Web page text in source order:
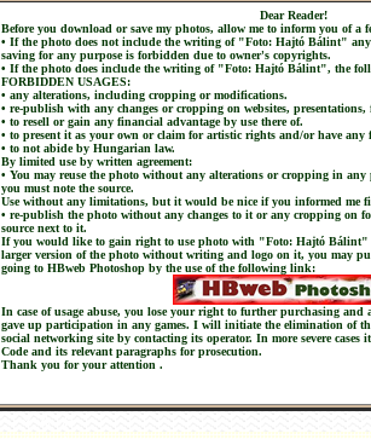
Dear Reader!
Before you download or save my photos, allow me to inform you of a
• If the photo does not include the writing of "Foto: Hajtó Bálint"
saving for any purpose is forbidden due to owner's copyrights.
• If the photo does include the writing of "Foto: Hajtó Bálint", the
FORBIDDEN USAGES:
• any alterations, including cropping or modifications.
• re-publish with any changes or cropping on websites, presentations,
• to resell or gain any financial advantage by use there of.
• to present it as your own or claim for artistic rights and/or have
• to not abide by Hungarian law.
By limited use by written agreement:
• You may reuse the photo without any alterations or cropping in
you must note the source.
Use without any limitations, but it would be nice if you informed me
• re-publish the photo without any changes to it or any cropping on
source next to it.
If you would like to gain right to use photo with "Foto: Hajtó
larger version of the photo without writing and logo on it, you may
going to HBweb Photoshop by the use of the following link:
In case of usage abuse, you lose your right to further purchasing
gave up participation in any games. I will initiate the elimination of
social networking site by contacting its operator. In more severe
Code and its relevant paragraphs for prosecution.
Thank you for your attention .